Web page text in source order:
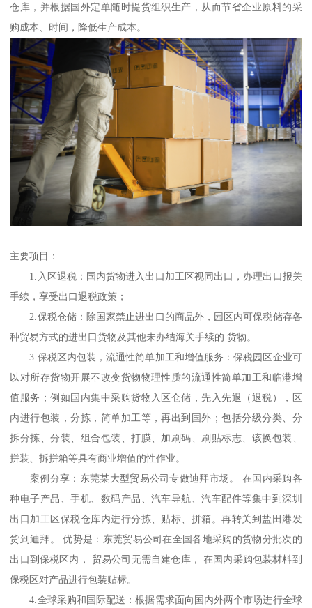
仓库，并根据国外定单随时提货组织生产，从而节省企业原料的采
购成本、时间，降低生产成本。
主要项目：
1.入区退税：国内货物进入出口加工区视同出口，办理出口报关
手续，享受出口退税政策；
2.保税仓储：除国家禁止进出口的商品外，园区内可保税储存各
种贸易方式的进出口货物及其他未办结海关手续的 货物。
3.保税区内包装，流通性简单加工和增值服务：保税园区企业可
以对所存货物开展不改变货物物理性质的流通性简单加工和临港增
值服务；例如国内集中采购货物入区仓储，先入先退（退税），区
内进行包装，分拣，简单加工等，再出到国外；包括分级分类、分
拆分拣、分装、组合包装、打膜、加刷码、刷贴标志、该换包装、
拼装、拆拼箱等具有商业增值的性作业。
案例分享：东莞某大型贸易公司专做迪拜市场。 在国内采购各
种电子产品、手机、数码产品、汽车导航、汽车配件等集中到深圳
出口加工区保税仓库内进行分拣、贴标、拼箱。再转关到盐田港发
货到迪拜。 优势是：东莞贸易公司在全国各地采购的货物分批次的
出口到保税区内， 贸易公司无需自建仓库， 在国内采购包装材料到
保税区对产品进行包装贴标。
4.全球采购和国际配送：根据需求面向国内外两个市场进行全球